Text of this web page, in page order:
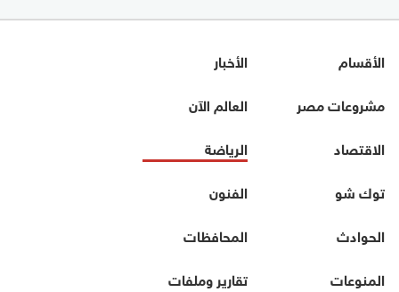
الأقسام
الأخبار
مشروعات مصر
العالم الآن
الاقتصاد
الرياضة
توك شو
الفنون
الحوادث
المحافظات
المنوعات
تقارير وملفات